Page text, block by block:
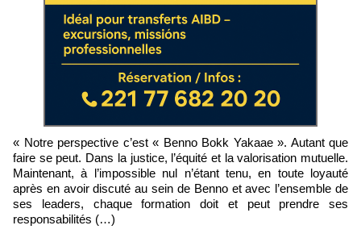
« Notre perspective c’est « Benno Bokk Yakaae ». Autant que
faire se peut. Dans la justice, l’équité et la valorisation mutuelle.
Maintenant, à l’impossible nul n’étant tenu, en toute loyauté
après en avoir discuté au sein de Benno et avec l’ensemble de
ses leaders, chaque formation doit et peut prendre ses
responsabilités (…)